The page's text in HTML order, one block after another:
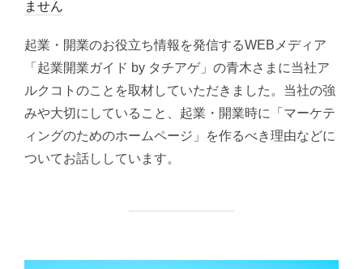
ません
起業・開業のお役立ち情報を発信するWEBメディア
「起業開業ガイド by タチアゲ」の青木さまに当社ア
ルクコトのことを取材していただきました。当社の強
みや大切にしていること、起業・開業時に「マーケテ
ィングのためのホームページ」を作るべき理由などに
ついてお話ししています。